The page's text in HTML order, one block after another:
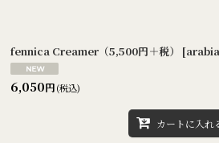
fennica Creamer（5,500円＋税） [
6,050円(税込)
カートに入れ